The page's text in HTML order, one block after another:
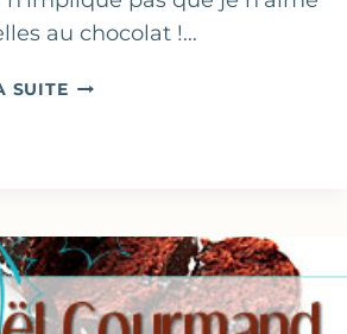
au chocolat !…
SUITETRUFFES